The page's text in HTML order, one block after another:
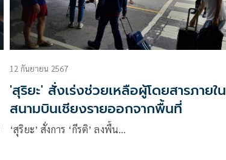
12 กันยายน 2567
'สุริยะ' สั่งเร่งช่วยเหลือผู้โดยสารภายใน
สนามบินเชียงรายออกจากพื้นที่
‘สุริยะ’ สั่งการ ‘กีรติ’ ลงพื้น…